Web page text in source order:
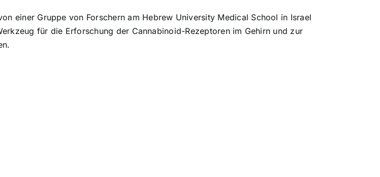
einer Gruppe von Forschern am Hebrew University Medical School in Israel
für die Erforschung der Cannabinoid-Rezeptoren im Gehirn und zur